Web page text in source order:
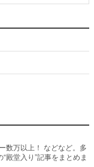
数万以上！ などなど。多
殿堂入り”記事をまとめま